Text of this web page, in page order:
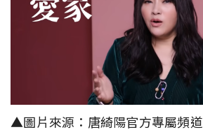
▲圖片來源：唐綺陽官方專屬頻道